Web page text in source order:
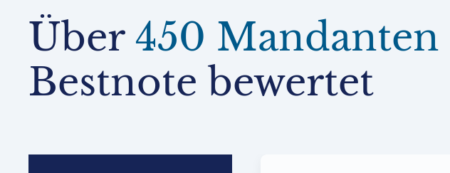
Über 450 Mandanten
Bestnote bewertet